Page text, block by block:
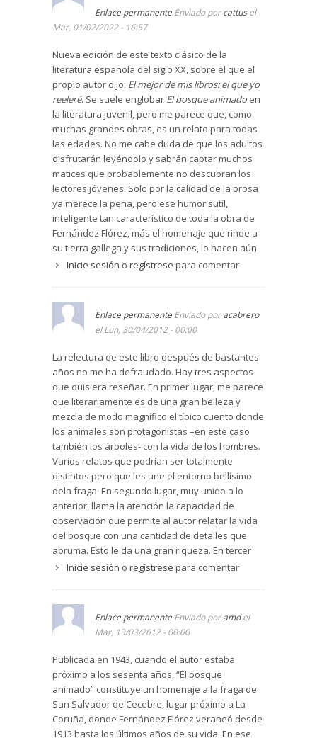
Enlace permanente Enviado porcattusel
Mar, 01/02/2022 - 16:57
Nueva edición de este texto clásico de la
literatura española del siglo XX, sobre el que el
propio autor dijo: El mejor de mis libros: el que yo
reeleré. Se suele englobar El bosque animado en
la literatura juvenil, pero me parece que, como
muchas grandes obras, es un relato para todas
las edades. No me cabe duda de que los adultos
disfrutarán leyéndolo y sabrán captar muchos
matices que probablemente no descubran los
lectores jóvenes. Solo por la calidad de la prosa
ya merece la pena, pero ese humor sutil,
inteligente tan característico de toda la obra de
Fernández Flórez, más el homenaje que rinde a
su tierra gallega y sus tradiciones, lo hacen aún
más sugerente. Excelente el prólogo de Andrés
Ediciones 98. Madrid (2021), 253 págs. Luis
Ramoneda
Inicie sesión o regístrese para comentar
Enlace permanente Enviado poracabrero
el Lun, 30/04/2012 - 00:00
La relectura de este libro después de bastantes
años no me ha defraudado. Hay tres aspectos
que quisiera reseñar. En primer lugar, me parece
que literariamente es de una gran belleza y
mezcla de modo magnífico el típico cuento donde
los animales son protagonistas –en este caso
también los árboles- con la vida de los hombres.
Varios relatos que podrían ser totalmente
distintos pero que les une el entorno bellísimo
dela fraga. En segundo lugar, muy unido a lo
anterior, llama la atención la capacidad de
observación que permite al autor relatar la vida
del bosque con una cantidad de detalles que
abruma. Esto le da una gran riqueza. En tercer
lugar, desde el punto de vista humano, del
deja una idea muy pobre sobre el sentido de la
muerte. Hay un momento de felicidad
inmediatamente después del fallecimiento y
luego el frio. Triste fin imagina para los hombres.
Parece ser que tiene que ver con los
planteamientos personales del autor. Es el único
pero.
Inicie sesión o regístrese para comentar
Enlace permanente Enviado poramdel
Mar, 13/03/2012 - 00:00
Publicada en 1943, cuando el autor estaba
próximo a los sesenta años, “El bosque
animado” constituye un homenaje a la fraga de
San Salvador de Cecebre, lugar próximo a La
Coruña, donde Fernández Flórez veraneó desde
1913 hasta los últimos años de su vida. En ese